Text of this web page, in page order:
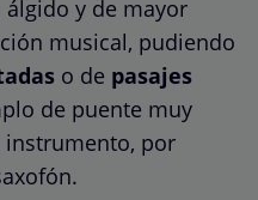
y de mayor
musical, pudiendo
o de pasajes
de puente muy
instrumento, por